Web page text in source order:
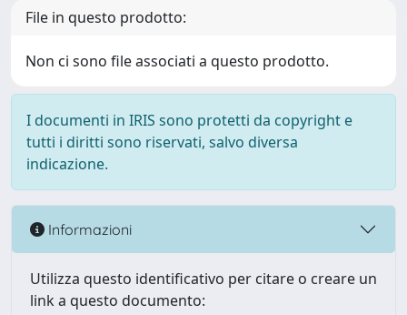
File in questo prodotto:
Non ci sono file associati a questo prodotto.
I documenti in IRIS sono protetti da copyright e
tutti i diritti sono riservati, salvo diversa
indicazione.
Informazioni
Utilizza questo identificativo per citare o creare un
link a questo documento: